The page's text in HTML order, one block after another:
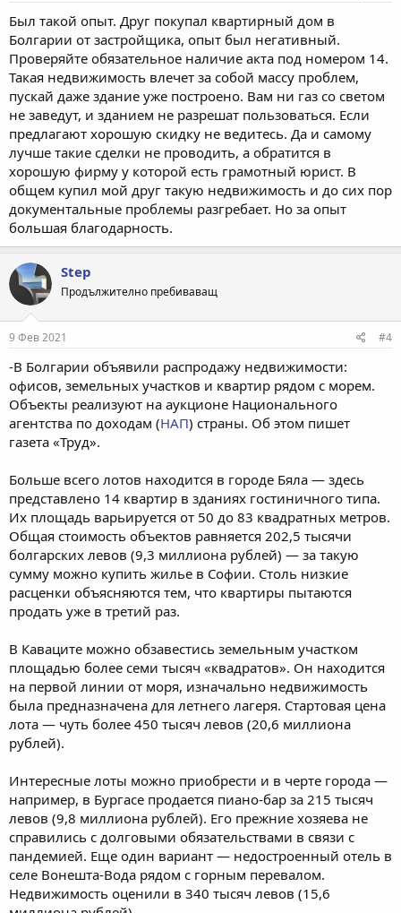
Был такой опыт. Друг покупал квартирный дом в
Болгарии от застройщика, опыт был негативный.
Проверяйте обязательное наличие акта под номером 14.
Такая недвижимость влечет за собой массу проблем,
пускай даже здание уже построено. Вам ни газ со светом
не заведут, и зданием не разрешат пользоваться. Если
предлагают хорошую скидку не ведитесь. Да и самому
лучше такие сделки не проводить, а обратится в
хорошую фирму у которой есть грамотный юрист. В
общем купил мой друг такую недвижимость и до сих пор
документальные проблемы разгребает. Но за опыт
большая благодарность.
Step
Продължително пребиваващ
9 Фев 2021 #4
-В Болгарии объявили распродажу недвижимости:
офисов, земельных участков и квартир рядом с морем.
Объекты реализуют на аукционе Национального
агентства по доходам (НАП) страны. Об этом пишет
газета «Труд».
Больше всего лотов находится в городе Бяла — здесь
представлено 14 квартир в зданиях гостиничного типа.
Их площадь варьируется от 50 до 83 квадратных метров.
Общая стоимость объектов равняется 202,5 тысячи
болгарских левов (9,3 миллиона рублей) — за такую
сумму можно купить жилье в Софии. Столь низкие
расценки объясняются тем, что квартиры пытаются
продать уже в третий раз.
В Каваците можно обзавестись земельным участком
площадью более семи тысяч «квадратов». Он находится
на первой линии от моря, изначально недвижимость
была предназначена для летнего лагеря. Стартовая цена
лота — чуть более 450 тысяч левов (20,6 миллиона
рублей).
Интересные лоты можно приобрести и в черте города —
например, в Бургасе продается пиано-бар за 215 тысяч
левов (9,8 миллиона рублей). Его прежние хозяева не
справились с долговыми обязательствами в связи с
пандемией. Еще один вариант — недостроенный отель в
селе Вонешта-Вода рядом с горным перевалом.
Недвижимость оценили в 340 тысяч левов (15,6